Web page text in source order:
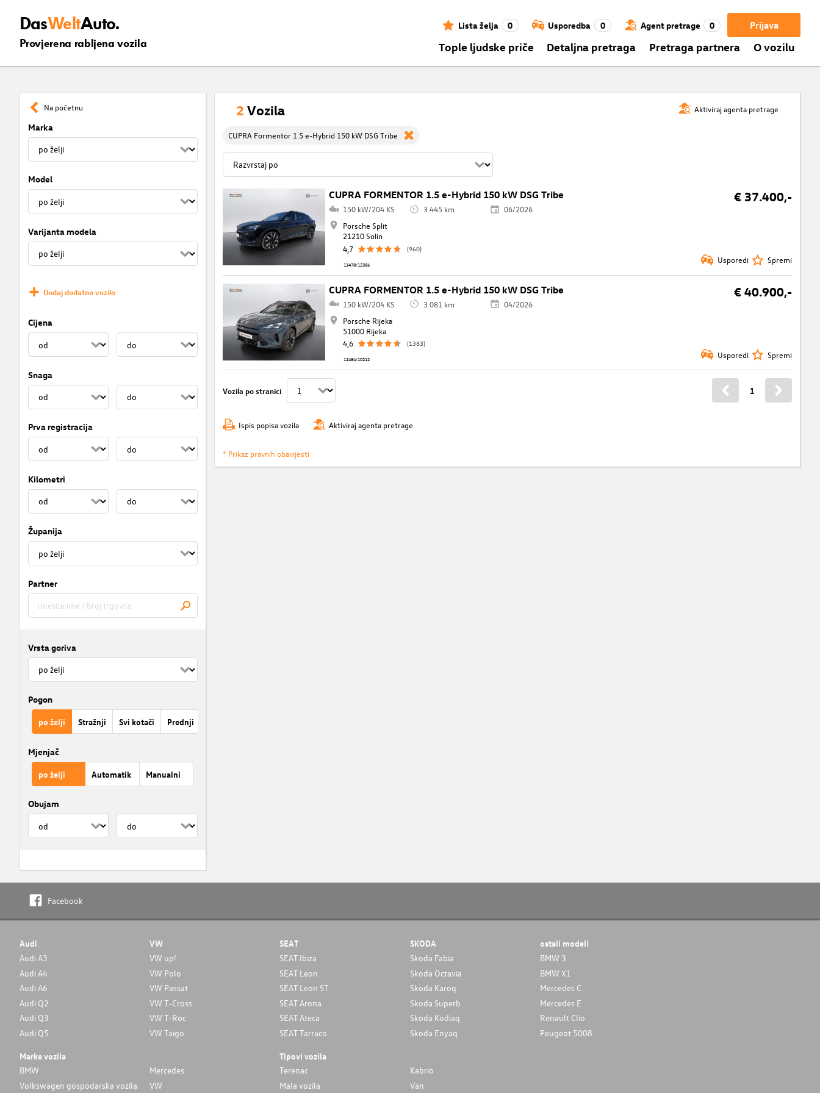
DasWeltAuto.
Provjerena rabljena vozila
Prijava
Lista želja 0 Usporedba 0 Agent pretrage 0
Tople ljudske priče Detaljna pretraga Pretraga partnera O vozilu
Na početnu
Marka
Model
Varijanta modela
Dodaj dodatno vozilo
Cijena
Snaga
Prva registracija
Kilometri
Županija
Partner
Vrsta goriva
Pogon
po želji Stražnji Svi kotači Prednji
Mjenjač
po želji Automatik Manualni
Obujam
Aktiviraj agenta pretrage
2 Vozila
CUPRA Formentor 1.5 e-Hybrid 150 kW DSG Tribe
CUPRA FORMENTOR 1.5 e-Hybrid 150 kW DSG Tribe € 37.400,-
150 kW/204 KS 3.445 km
06/2026
Porsche Split
21210 Solin
4,7
(960)
11478/12386 Usporedi Spremi
CUPRA FORMENTOR 1.5 e-Hybrid 150 kW DSG Tribe € 40.900,-
150 kW/204 KS 3.081 km
04/2026
Porsche Rijeka
51000 Rijeka
4,6
(1383)
11484/10212 Usporedi Spremi
Vozila po stranici 1
Ispis popisa vozila Aktiviraj agenta pretrage
* Prikaz pravnih obavijesti
Facebook
Audi
Audi A3
Audi A4
Audi A6
Audi Q2
Audi Q3
Audi Q5
VW
VW up!
VW Polo
VW Passat
VW T-Cross
VW T-Roc
VW Taigo
SEAT
SEAT Ibiza
SEAT Leon
SEAT Leon ST
SEAT Arona
SEAT Ateca
SEAT Tarraco
SKODA
Skoda Fabia
Skoda Octavia
Skoda Karoq
Skoda Superb
Skoda Kodiaq
Skoda Enyaq
ostali modeli
BMW 3
BMW X1
Mercedes C
Mercedes E
Renault Clio
Peugeot 5008
Marke vozila
BMW
Mercedes
Volkswagen gospodarska vozila
VW
Tipovi vozila
Terenac
Kabrio
Mala vozila
Van